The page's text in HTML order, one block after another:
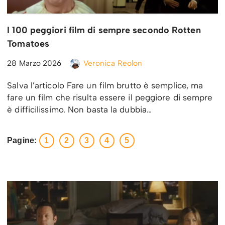
I 100 peggiori film di sempre secondo Rotten
Tomatoes
28 Marzo 2026 Veronica Reolon
Salva l’articolo Fare un film brutto è semplice, ma
fare un film che risulta essere il peggiore di sempre
è difficilissimo. Non basta la dubbia…
Pagine: 1 2 3 4 5